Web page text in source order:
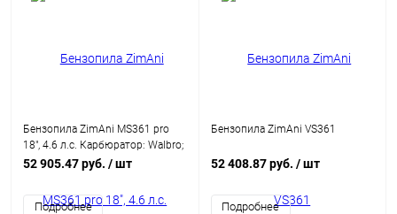
Бензопила ZimAni MS361 pro
18", 4.6 л.с. Карбюратор: Walbro;
Поршень: Meteor
52 905.47 руб. / шт
Подробнее
Бензопила ZimAni VS361
52 408.87 руб. / шт
Подробнее